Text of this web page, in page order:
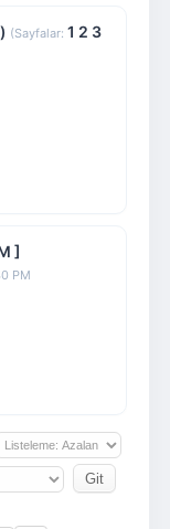
(Sayfalar: 1 2 3
]
PM